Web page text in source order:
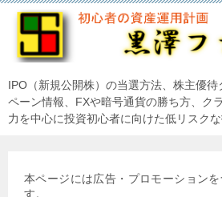
IPO（新規公開株）の当選方法、株主優
ペーン情報、FXや暗号通貨の勝ち方、ク
力を中心に投資初心者に向けた低リスク
本ページには広告・プロモーション
す。